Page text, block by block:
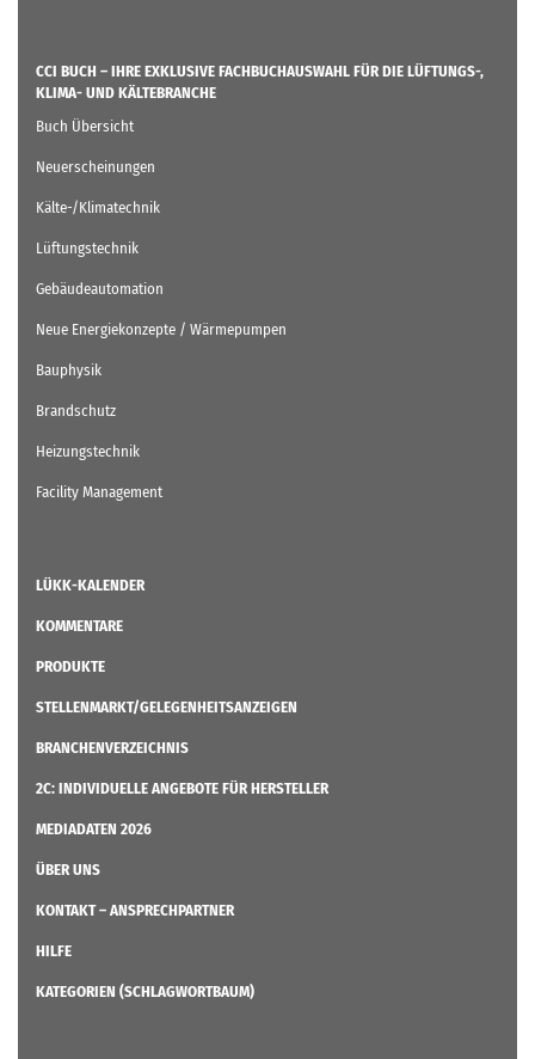
CCI BUCH – IHRE EXKLUSIVE FACHBUCHAUSWAHL FÜR DIE LÜFTUNGS-,
KLIMA- UND KÄLTEBRANCHE
Buch Übersicht
Neuerscheinungen
Kälte-/Klimatechnik
Lüftungstechnik
Gebäudeautomation
Neue Energiekonzepte / Wärmepumpen
Bauphysik
Brandschutz
Heizungstechnik
Facility Management
LÜKK-KALENDER
KOMMENTARE
PRODUKTE
STELLENMARKT/GELEGENHEITSANZEIGEN
BRANCHENVERZEICHNIS
2C: INDIVIDUELLE ANGEBOTE FÜR HERSTELLER
MEDIADATEN 2026
ÜBER UNS
KONTAKT – ANSPRECHPARTNER
HILFE
KATEGORIEN (SCHLAGWORTBAUM)